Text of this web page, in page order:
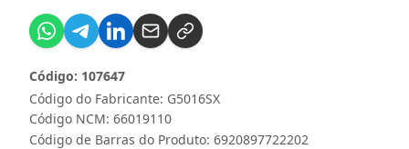
Código do Fabricante: G5016SX
Código: 107647
Código NCM: 66019110
Código de Barras do Produto: 6920897722202